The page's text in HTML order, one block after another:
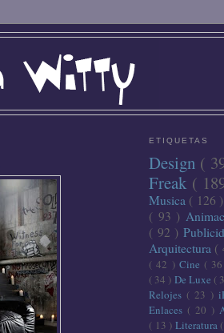
ETIQUETAS
Design (
Freak (
Musica ( 126 )
( 93 )
( 92 )
Arquitectura (
( 42 ) Cine (
( 34 ) De Luxe (
Relojes ( 23 )
Enlaces ( 20 )
( 13 ) Literatura